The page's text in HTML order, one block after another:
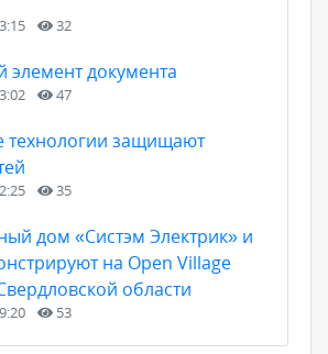
32
элемент документа
47
технологии защищают
35
дом «Систэм Электрик» и
на Open Village
области
53